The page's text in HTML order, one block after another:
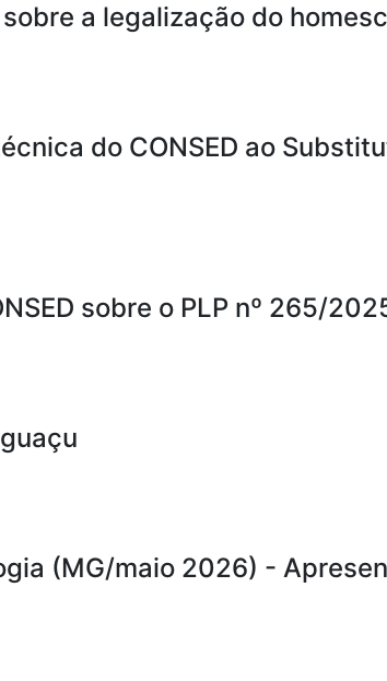
a legalização do
do CONSED ao
sobre o PLP nº 265/
(MG/maio 2026) -